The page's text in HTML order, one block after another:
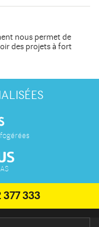
nous permet de
des projets à fort
377 333